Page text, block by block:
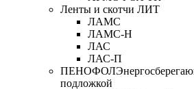
Ленты и скотчи ЛИТ
ЛАМС
ЛАМС-Н
ЛАС
ЛАС-П
ПЕНОФОЛ
подложкой